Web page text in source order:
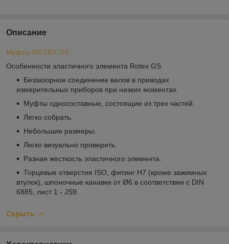
Описание
Муфты ROTEX GS
Особенности эластичного элемента Rotex GS
Беззазорное соединение валов в приводах
измерительных приборов при низких моментах.
Муфты односоставные, состоящие из трех частей.
Легко собрать.
Небольшие размеры.
Легко визуально проверить.
Разная жесткость эластичного элемента.
Торцевые отверстия ISO, фитинг H7 (кроме зажимных
втулок), шпоночные канавки от Ø6 в соответствии с DIN
6885, лист 1 - JS9.
Скрыть